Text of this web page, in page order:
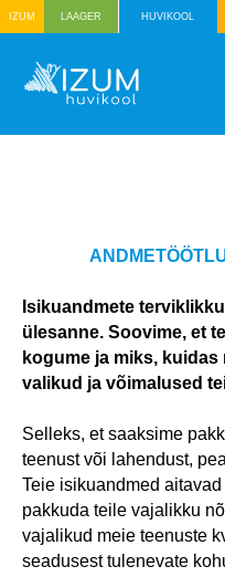
HUVIKOOL
LAAGER
ШКОЛА ПО
IZUM
Isikuandmete
ülesanne. Soovime, et
kogume ja miks, kuidas
valikud ja võimalused
Selleks, et saaksime
teenust või lahendust,
Teie isikuandmed
pakkuda teile vajalikku
vajalikud meie teenuste
seadusest tulenevate